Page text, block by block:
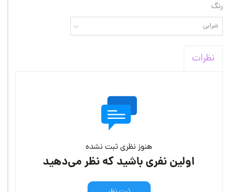
رنگ
شرابی
نظرات
هنوز نظری ثبت نشده
اولین نفری باشید که نظر می‌دهید